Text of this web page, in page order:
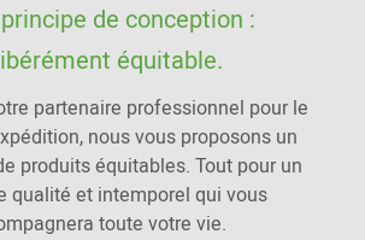
de conception :
équitable.
partenaire professionnel pour le
nous vous proposons un
produits équitables. Tout pour un
qualité et intemporel qui vous
toute votre vie.